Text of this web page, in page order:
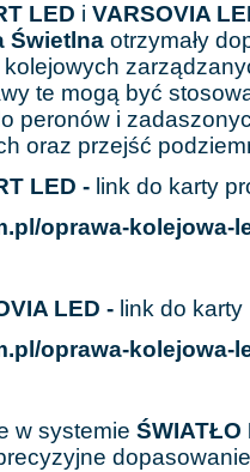
LED i VARSOVIA
Świetlna otrzymały
te mogą być
peronów i
oraz przejść
LED - link do karty
oprawa-kolejowa-
LED - link do
oprawa-kolejowa-
w systemie ŚWIATŁO